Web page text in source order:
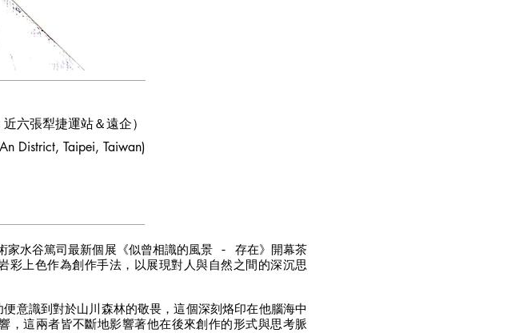
張犁捷運站＆遠企）
Taipei, Taiwan)
家水谷篤司最新個展《似曾相識的風景 - 存在》開幕茶
上色作為創作手法，以展現對人與自然之間的深沉思
意識到對於山川森林的敬畏，這個深刻烙印在他腦海中
，這兩者皆不斷地影響著他在後來創作的形式與思考脈